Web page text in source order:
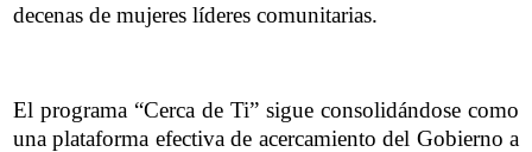
decenas de mujeres líderes comunitarias.
El programa “Cerca de Ti” sigue consolidándose como
una plataforma efectiva de acercamiento del Gobierno a